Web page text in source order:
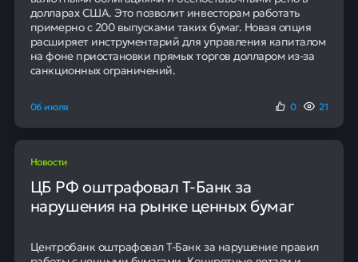
95
Наших клиентов получают
Получить кредит